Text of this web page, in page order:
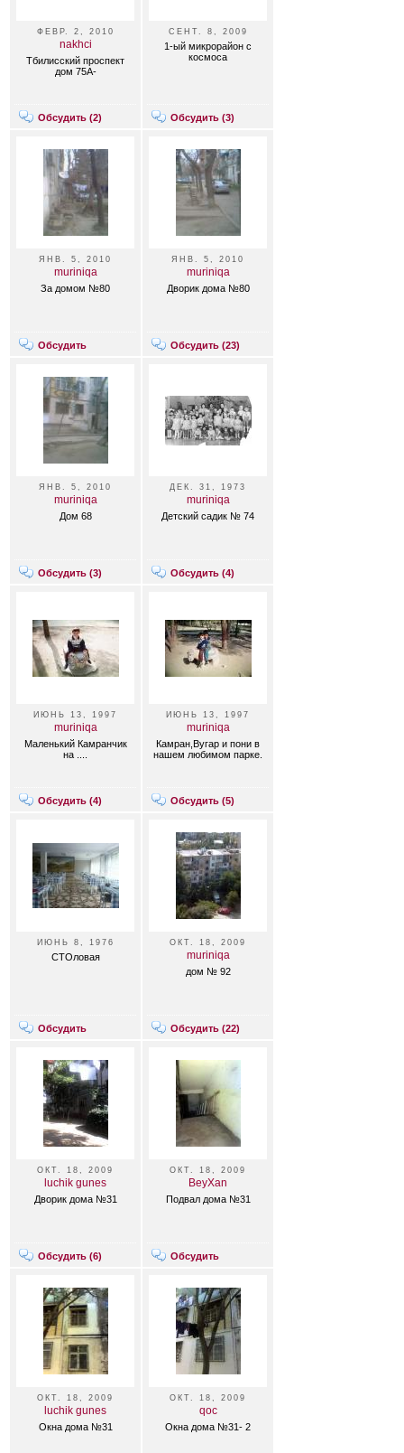
ФЕВР. 2, 2010
nakhci
Тбилисский проспект
дом 75А-
Обсудить (2)
СЕНТ. 8, 2009
1-ый микрорайон с
космоса
Обсудить (3)
ЯНВ. 5, 2010
muriniqa
За домом №80
Обсудить
ЯНВ. 5, 2010
muriniqa
Дворик дома №80
Обсудить (23)
ЯНВ. 5, 2010
muriniqa
Дом 68
Обсудить (3)
ДЕК. 31, 1973
muriniqa
Детский садик № 74
Обсудить (4)
ИЮНЬ 13, 1997
muriniqa
Маленький Камранчик
на ....
Обсудить (4)
ИЮНЬ 13, 1997
muriniqa
Камран,Вугар и пони в
нашем любимом парке.
Обсудить (5)
ИЮНЬ 8, 1976
CТОловая
Обсудить
ОКТ. 18, 2009
muriniqa
дом № 92
Обсудить (22)
ОКТ. 18, 2009
luchik gunes
Дворик дома №31
Обсудить (6)
ОКТ. 18, 2009
BeyXan
Подвал дома №31
Обсудить
ОКТ. 18, 2009
luchik gunes
Окна дома №31
ОКТ. 18, 2009
qoc
Окна дома №31- 2